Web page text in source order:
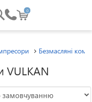
0
Безмасляні
VULKAN